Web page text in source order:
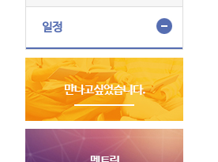
일정